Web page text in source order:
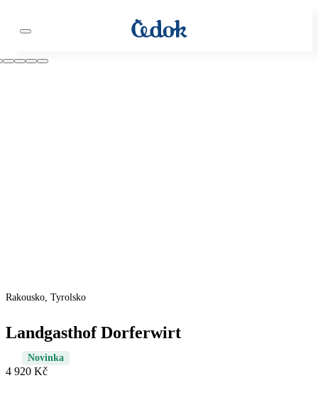
Rakousko, Tyrolsko
Landgasthof Dorferwirt
Novinka
4 920 Kč